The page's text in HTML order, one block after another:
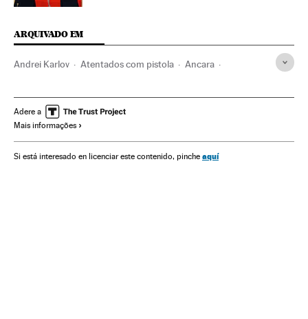
ARQUIVADO EM
Andrei Karlov Atentados com pistola Ancara
Atentados terroristas Balcãs
Oriente médio
América do Sul América Latina Terrorismo Europa
Adere a
Mais informações
Si está interesado en licenciar este contenido, pinche aquí